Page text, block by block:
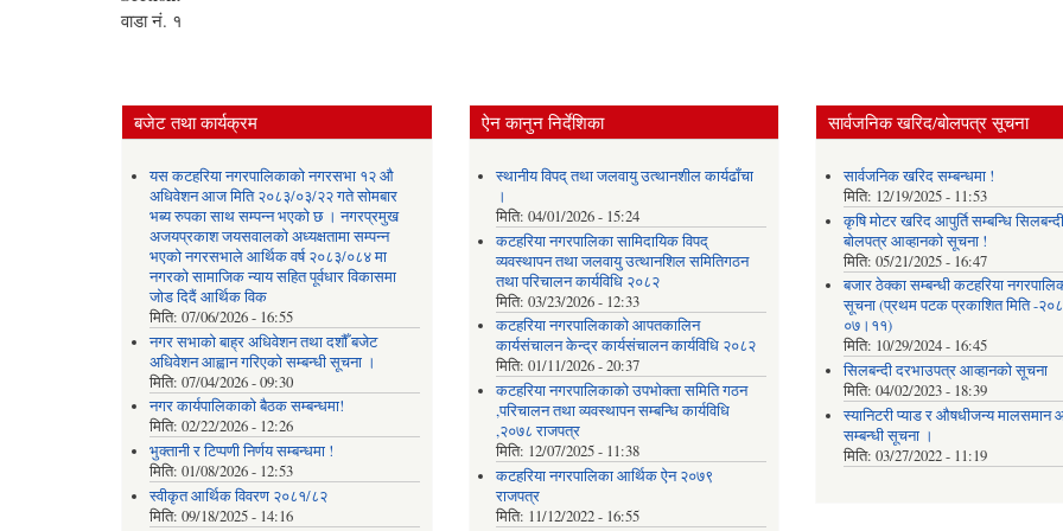
वाडा नं. १
बजेट तथा कार्यक्रम
यस कटहरिया नगरपालिकाको नगरसभा १२ औ
अधिवेशन आज मिति २०८३/०३/२२ गते सोमबार
भब्य रुपका साथ सम्पन्न भएको छ । नगरप्रमुख
अजयप्रकाश जयसवालको अध्यक्षतामा सम्पन्न
भएको नगरसभाले आर्थिक वर्ष २०८३/०८४ मा
नगरको सामाजिक न्याय सहित पूर्वधार विकासमा
जोड दिदैं आर्थिक विक
मिति: 07/06/2026 - 16:55
नगर सभाको बाह्र अधिवेशन तथा दशौँ बजेट
अधिवेशन आह्वान गरिएको सम्बन्धी सूचना ।
मिति: 07/04/2026 - 09:30
नगर कार्यपालिकाको बैठक सम्बन्धमा!
मिति: 02/22/2026 - 12:26
भुक्तानी र टिप्पणी निर्णय सम्बन्धमा !
मिति: 01/08/2026 - 12:53
स्वीकृत आर्थिक विवरण २०८१/८२
मिति: 09/18/2025 - 14:16
ऐन कानुन निर्देशिका
स्थानीय विपद् तथा जलवायु उत्थानशील कार्यढाँचा
।
मिति:04/01/2026 - 15:24
कटहरिया नगरपालिका सामिदायिक विपद्
व्यवस्थापन तथा जलवायु उत्थानशिल समितिगठन
तथा परिचालन कार्यविधि २०८२
मिति:03/23/2026 - 12:33
कटहरिया नगरपालिकाको आपतकालिन
कार्यसंचालन केन्द्र कार्यसंचालन कार्यविधि २०८२
मिति:01/11/2026 - 20:37
कटहरिया नगरपालिकाको उपभोक्ता समिति गठन
,परिचालन तथा व्यवस्थापन सम्बन्धि कार्यविधि
,२०७८ राजपत्र
मिति: 12/07/2025 - 11:38
कटहरिया नगरपालिका आर्थिक ऐन २०७९
राजपत्र
मिति: 11/12/2022 - 16:55
सार्वजनिक खरिद/बोलपत्र सूचना
सार्वजनिक खरिद सम्बन्धमा !
मिति: 12/19/2025 - 11:53
कृषि मोटर खरिद आपुर्ति सम्बन्धि सिलबन्दी
बोलपत्र आव्हानको सूचना !
मिति: 05/21/2025 - 16:47
बजार ठेक्का सम्बन्धी कटहरिया
सूचना (प्रथम पटक प्रकाशित मिति -
०७।११)
मिति: 10/29/2024 - 16:45
सिलबन्दी दरभाउपत्र आव्हानको सूचना
मिति: 04/02/2023 - 18:39
स्यानिटरी प्याड र ‌औषधीजन्य मालसमान
सम्बन्धी सूचना ।
मिति: 03/27/2022 - 11:19